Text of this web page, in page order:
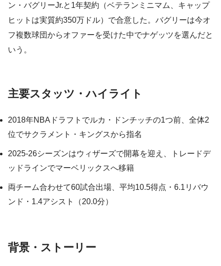
ン・バグリーJr.と1年契約（ベテランミニマム、キャップ
ヒットは実質約350万ドル）で合意した。バグリーは今オ
フ複数球団からオファーを受けた中でナゲッツを選んだと
いう。
主要スタッツ・ハイライト
2018年NBAドラフトでルカ・ドンチッチの1つ前、全体2
位でサクラメント・キングスから指名
2025-26シーズンはウィザーズで開幕を迎え、トレードデ
ッドラインでマーベリックスへ移籍
両チーム合わせて60試合出場、平均10.5得点・6.1リバウ
ンド・1.4アシスト（20.0分）
背景・ストーリー